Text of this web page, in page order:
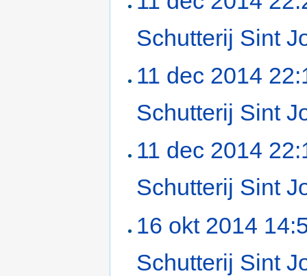
Schutterij Sint
11 dec 2014
Schutterij Sint
11 dec 2014
Schutterij Sint
16 okt 2014
Schutterij Sint